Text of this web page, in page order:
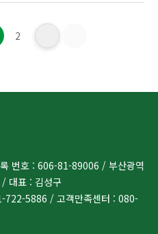
2
번호 : 606-81-89006 / 부산광역
대표 : 김성구
5886 / 고객만족센터 : 080-